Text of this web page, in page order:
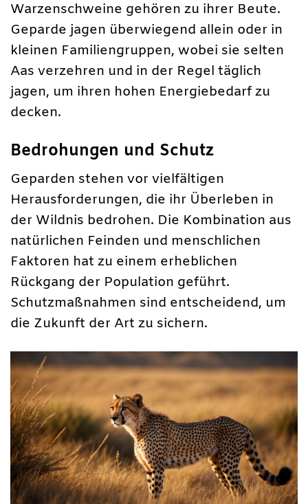
Warzenschweine gehören zu ihrer Beute.
Geparde jagen überwiegend allein oder in
kleinen Familiengruppen, wobei sie selten
Aas verzehren und in der Regel täglich
jagen, um ihren hohen Energiebedarf zu
decken.
Bedrohungen und Schutz
Geparden stehen vor vielfältigen
Herausforderungen, die ihr Überleben in
der Wildnis bedrohen. Die Kombination aus
natürlichen Feinden und menschlichen
Faktoren hat zu einem erheblichen
Rückgang der Population geführt.
Schutzmaßnahmen sind entscheidend, um
die Zukunft der Art zu sichern.